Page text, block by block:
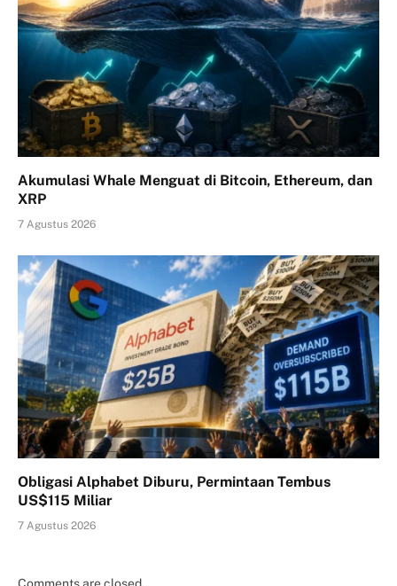
Akumulasi Whale Menguat di Bitcoin, Ethereum, dan
XRP
7 Agustus 2026
Obligasi Alphabet Diburu, Permintaan Tembus
US$115 Miliar
7 Agustus 2026